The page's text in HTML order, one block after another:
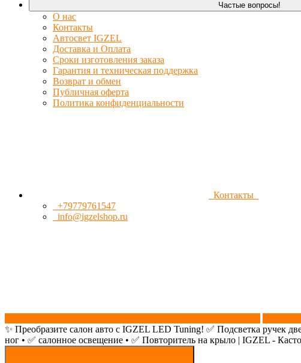
Частые вопросы!
О нас
Контакты
Автосвет IGZEL
Доставка и Оплата
Сроки изготовления заказа
Гарантия и техническая поддержка
Возврат и обмен
Публичная оферта
Политика конфиденциальности
Контакты
+79779761547
info@igzelshop.ru
✨ Преобразите салон авто с IGZEL LED Tuning! ✅ Подсветка ручек
ног • ✅ салонное освещение • ✅ Повторитель на крыло | IGZEL -